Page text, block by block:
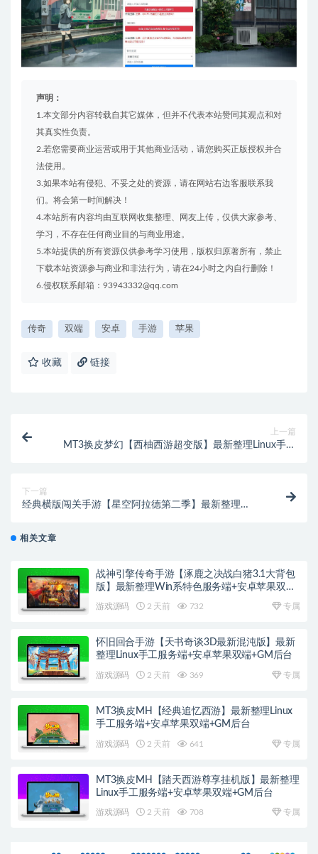
声明：
1.本文部分内容转载自其它媒体，但并不代表本站赞同其观点和对
其真实性负责。
2.若您需要商业运营或用于其他商业活动，请您购买正版授权并合
法使用。
3.如果本站有侵犯、不妥之处的资源，请在网站右边客服联系我
们。将会第一时间解决！
4.本站所有内容均由互联网收集整理、网友上传，仅供大家参考、
学习，不存在任何商业目的与商业用途。
5.本站提供的所有资源仅供参考学习使用，版权归原著所有，禁止
下载本站资源参与商业和非法行为，请在24小时之内自行删除！
6.侵权联系邮箱：93943332@qq.com
传奇 双端 安卓 手游 苹果
收藏 链接
上一篇
MT3换皮梦幻【西柚西游超变版】最新整理Linux手工
下一篇
经典横版闯关手游【星空阿拉德第二季】最新整理
相关文章
战神引擎传奇手游【涿鹿之决战白猪3.1大背包
版】最新整理Win系特色服务端+安卓苹果双端
游戏源码 2 天前 732 专属
怀旧回合手游【天书奇谈3D最新混沌版】最新
整理Linux手工服务端+安卓苹果双端+GM后台
游戏源码 2 天前 369 专属
MT3换皮MH【经典追忆西游】最新整理Linux
手工服务端+安卓苹果双端+GM后台
游戏源码 2 天前 641 专属
MT3换皮MH【踏天西游尊享挂机版】最新整理
Linux手工服务端+安卓苹果双端+GM后台
游戏源码 2 天前 708 专属